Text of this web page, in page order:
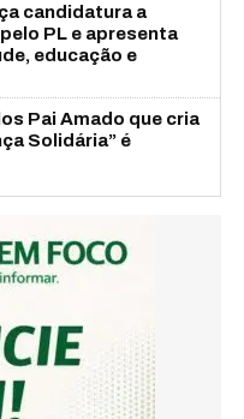
candidatura a
PL e apresenta
educação e
Pai Amado que cria
Solidária” é